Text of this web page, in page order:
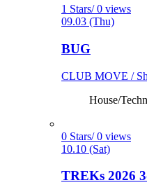
1 Stars/ 0 views
09.03 (Thu)
BUG
CLUB MOVE /
House/
0 Stars/ 0 views
10.10 (Sat)
TREKs 2026